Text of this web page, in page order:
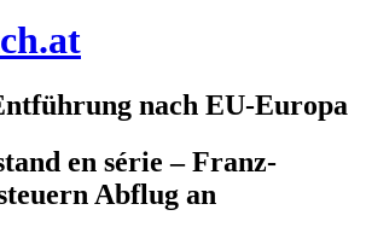
nach EU-Europa
en série – Franz-
Abflug an